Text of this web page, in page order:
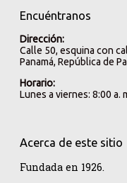
Encuéntranos
Dirección:
Calle 50, esquina con
Panamá, República de
Horario:
Lunes a viernes: 8:00 a.
Acerca de este sitio
Fundada en 1926.